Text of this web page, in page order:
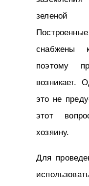
зеленой
снабжены
поэтому
возникает.
это не
этот
хозяину.
Для